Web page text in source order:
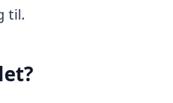
til.